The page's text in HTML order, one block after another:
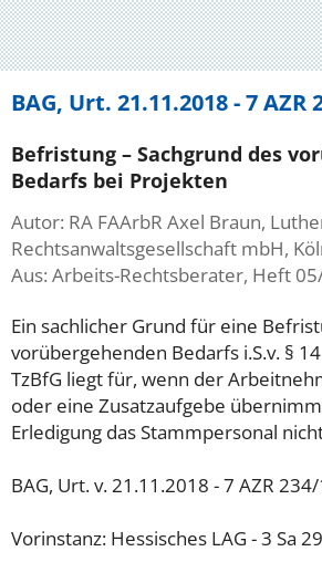
BAG, Urt. 21.11.2018 - 7 AZR
Befristung – Sachgrund des
Bedarfs bei Projekten
Autor: RA FAArbR Axel Braun,
Rechtsanwaltsgesellschaft mbH,
Aus: Arbeits-Rechtsberater, Heft
Ein sachlicher Grund für eine
vorübergehenden Bedarfs i.S.v. § 14
TzBfG liegt für, wenn der
oder eine Zusatzaufgebe
Erledigung das Stammpersonal
BAG, Urt. v. 21.11.2018 - 7 AZR
Vorinstanz: Hessisches LAG - 3 Sa